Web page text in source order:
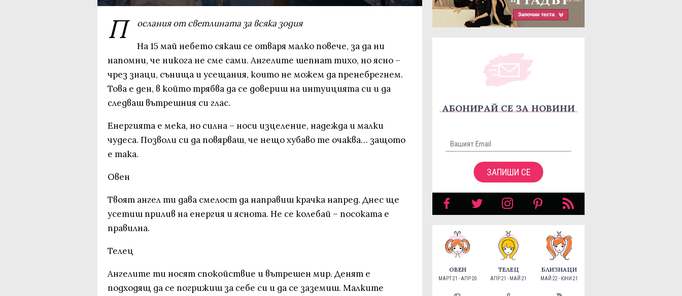
П ослания от светлината за всяка зодия
На 15 май небето сякаш се отваря малко повече, за да ни
напомни, че никога не сме сами. Ангелите шепнат тихо, но ясно –
чрез знаци, сънища и усещания, които не можем да пренебрегнем.
Това е ден, в който трябва да се довериш на интуицията си и да
следваш вътрешния си глас.
Енергията е мека, но силна – носи изцеление, надежда и малки
чудеса. Позволи си да повярваш, че нещо хубаво те очаква… защото
е така.
Овен
Твоят ангел ти дава смелост да направиш крачка напред. Днес ще
усетиш прилив на енергия и яснота. Не се колебай – посоката е
правилна.
Телец
Ангелите ти носят спокойствие и вътрешен мир. Денят е
подходящ да се погрижиш за себе си и да се заземиш. Малките
АБОНИРАЙ СЕ ЗА НОВИНИ
ЗАПИШИ СЕ
ОВЕН
МАРТ 21 - АПР 20
ТЕЛЕЦ
АПР 21 - МАЙ 21
БЛИЗНАЦИ
МАЙ 22 - ЮНИ 21